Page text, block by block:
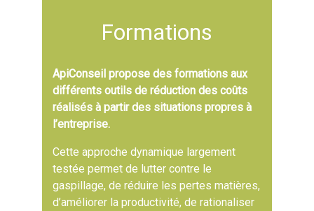
Formations
ApiConseil propose des formations aux
différents outils de réduction des coûts
réalisés à partir des situations propres à
l’entreprise.
Cette approche dynamique largement
testée permet de lutter contre le
gaspillage, de réduire les pertes matières,
d’améliorer la productivité, de rationaliser